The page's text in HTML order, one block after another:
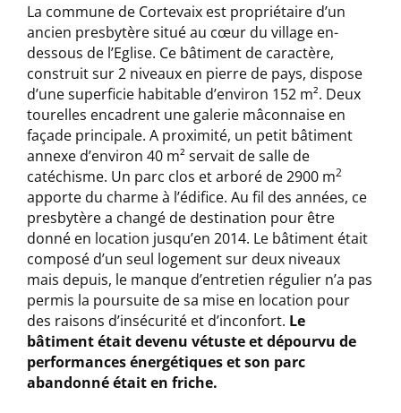
La commune de Cortevaix est propriétaire d’un
ancien presbytère situé au cœur du village en-
dessous de l’Eglise. Ce bâtiment de caractère,
construit sur 2 niveaux en pierre de pays, dispose
d’une superficie habitable d’environ 152 m². Deux
tourelles encadrent une galerie mâconnaise en
façade principale. A proximité, un petit bâtiment
annexe d’environ 40 m² servait de salle de
catéchisme. Un parc clos et arboré de 2900 m2
apporte du charme à l’édifice. Au fil des années, ce
presbytère a changé de destination pour être
donné en location jusqu’en 2014. Le bâtiment était
composé d’un seul logement sur deux niveaux
mais depuis, le manque d’entretien régulier n’a pas
permis la poursuite de sa mise en location pour
des raisons d’insécurité et d’inconfort. Le
bâtiment était devenu vétuste et dépourvu de
performances énergétiques et son parc
abandonné était en friche.